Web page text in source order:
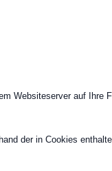
Websiteserver auf
der in Cookies